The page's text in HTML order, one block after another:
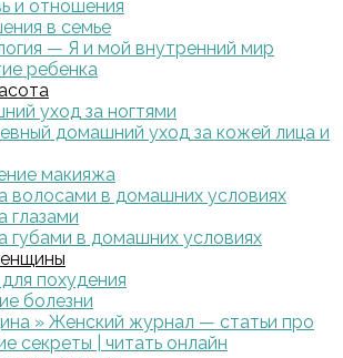
и отношения
в семье
— Я и мой внутренний мир
ребенка
уход за ногтями
домашний уход за кожей лица и
макияжа
волосами в домашних условиях
глазами
губами в домашних условиях
похудения
болезни
» Женский журнал — статьи про
секреты | читать онлайн